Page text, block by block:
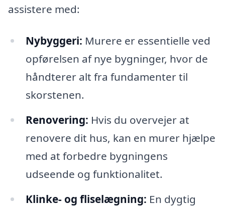
assistere med:
Nybyggeri: Murere er essentielle ved
opførelsen af nye bygninger, hvor de
håndterer alt fra fundamenter til
skorstenen.
Renovering: Hvis du overvejer at
renovere dit hus, kan en murer hjælpe
med at forbedre bygningens
udseende og funktionalitet.
Klinke- og fliselægning: En dygtig